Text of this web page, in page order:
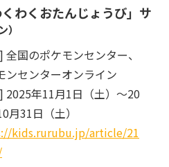
わくおたんじょうび」サ
）
全国のポケモンセンター、
ンセンターオンライン
2025年11月1日（土）～20
月31日（土）
kids.rurubu.jp/article/21